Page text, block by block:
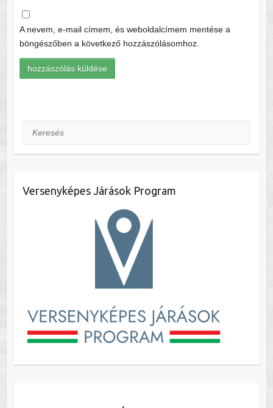
A nevem, e-mail címem, és weboldalcímem mentése a
böngészőben a következő hozzászólásomhoz.
Keresés
Versenyképes Járások Program